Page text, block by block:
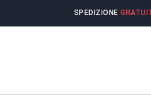
SPEDIZIONE